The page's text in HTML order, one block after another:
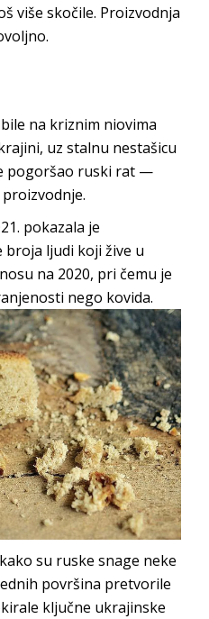
više skočile. Proizvodnja
na kriznim niovima
uz stalnu nestašicu
pogoršao ruski rat —
pokazala je
ljudi koji žive u
na 2020, pri čemu je
nego kovida.
su ruske snage neke
površina pretvorile
ključne ukrajinske